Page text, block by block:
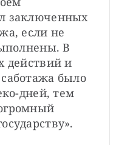
заключенных
если не
В
действий и
было
дней, тем